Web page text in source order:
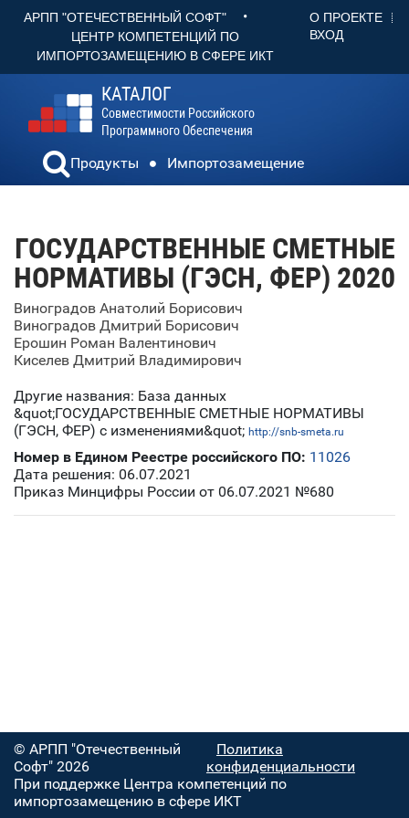
АРПП "ОТЕЧЕСТВЕННЫЙ СОФТ" •
ЦЕНТР КОМПЕТЕНЦИЙ ПО
ИМПОРТОЗАМЕЩЕНИЮ В СФЕРЕ ИКТ
О ПРОЕКТЕ
ВХОД
КАТАЛОГ
Совместимости Российского
Программного Обеспечения
Продукты Импортозамещение
ГОСУДАРСТВЕННЫЕ СМЕТНЫЕ
НОРМАТИВЫ (ГЭСН, ФЕР) 2020
Виноградов Анатолий Борисович
Виноградов Дмитрий Борисович
Ерошин Роман Валентинович
Киселев Дмитрий Владимирович
Другие названия: База данных
&quot;ГОСУДАРСТВЕННЫЕ СМЕТНЫЕ НОРМАТИВЫ
(ГЭСН, ФЕР) с изменениями&quot; http://snb-smeta.ru
Номер в Едином Реестре российского ПО: 11026
Дата решения: 06.07.2021
Приказ Минцифры России от 06.07.2021 №680
© АРПП "Отечественный
Софт" 2026
Политика
конфиденциальности
При поддержке Центра компетенций по
импортозамещению в сфере ИКТ